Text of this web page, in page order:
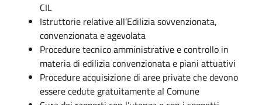
CIL
Istruttorie relative all’Edilizia sovvenzionata,
convenzionata e agevolata
Procedure tecnico amministrative e controllo in
materia di edilizia convenzionata e piani attuativi
Procedure acquisizione di aree private che devono
essere cedute gratuitamente al Comune